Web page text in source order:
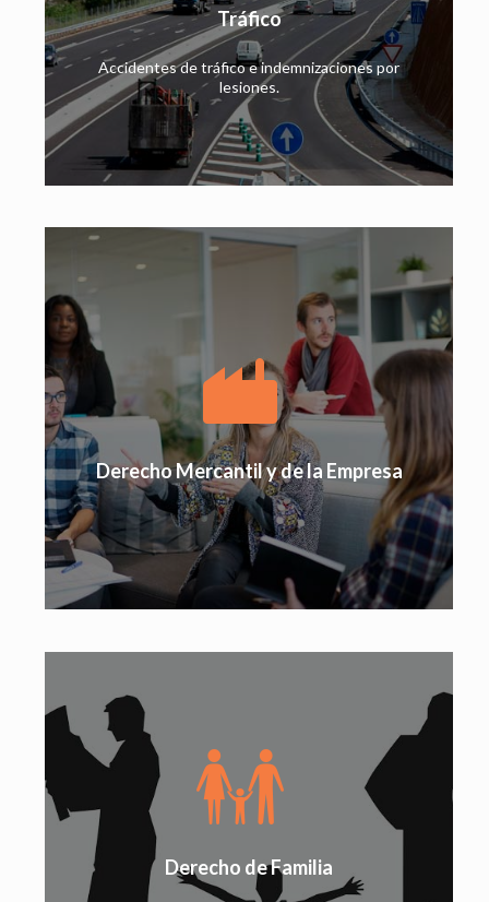
Tráfico
Accidentes de tráfico e indemnizaciones por
lesiones.
Derecho Mercantil y de la Empresa
Derecho de Familia